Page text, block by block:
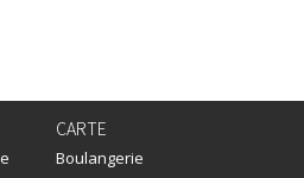
CARTE
Boulangerie